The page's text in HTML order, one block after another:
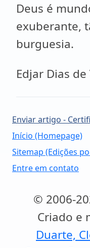
Deus é
exuberante,
burguesia.
Edjar Dias
Enviar artigo -
Início (Homepage)
Sitemap (Edições
Entre em contato
© 2006-
Criado e
Duarte,